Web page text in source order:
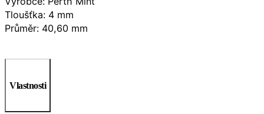
Tloušťka: 4 mm
Průměr: 40,60 mm
Vlastnosti